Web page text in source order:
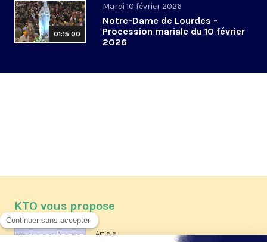
01:15:00
Mardi 10 février 2026
Notre-Dame de Lourdes -
Procession mariale du 10 février
2026
KTO vous propose
Article